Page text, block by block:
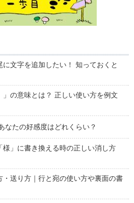
文字を追加したい！ 知っておくと
」の意味とは？ 正しい使い方を例文
なたの好感度はどれくらい？
様」に書き換える時の正しい消し方
・送り方｜行と宛の使い方や裏面の書